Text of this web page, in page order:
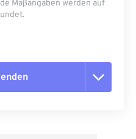
Maßangaben werden auf